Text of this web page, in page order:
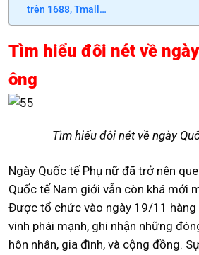
trên 1688, Tmall…
Tìm hiểu đôi nét về
ông
Tìm hiểu đôi nét về ngày
Ngày Quốc tế Phụ nữ đã trở nên
Quốc tế Nam giới vẫn còn khá mới
Được tổ chức vào ngày 19/11 hàng
vinh phái mạnh, ghi nhận những
hôn nhân, gia đình, và cộng đồng.